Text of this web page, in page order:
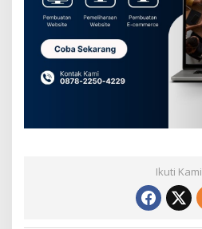
Ikuti Kami